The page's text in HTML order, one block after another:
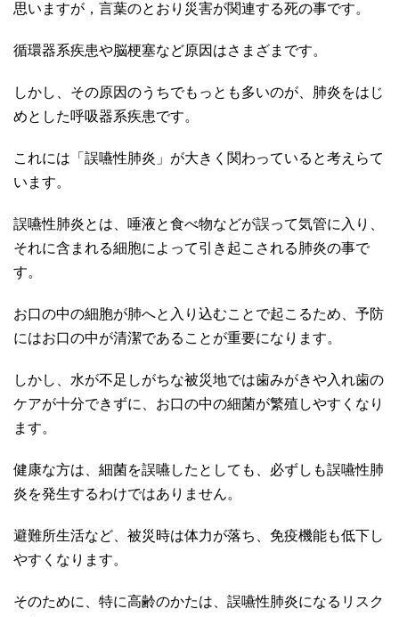
思いますが，言葉のとおり災害が関連する死の事です。
循環器系疾患や脳梗塞など原因はさまざまです。
しかし、その原因のうちでもっとも多いのが、肺炎をはじ
めとした呼吸器系疾患です。
これには「誤嚥性肺炎」が大きく関わっていると考えらて
います。
誤嚥性肺炎とは、唾液と食べ物などが誤って気管に入り、
それに含まれる細胞によって引き起こされる肺炎の事で
す。
お口の中の細胞が肺へと入り込むことで起こるため、予防
にはお口の中が清潔であることが重要になります。
しかし、水が不足しがちな被災地では歯みがきや入れ歯の
ケアが十分できずに、お口の中の細菌が繁殖しやすくなり
ます。
健康な方は、細菌を誤嚥したとしても、必ずしも誤嚥性肺
炎を発生するわけではありません。
避難所生活など、被災時は体力が落ち、免疫機能も低下し
やすくなります。
そのために、特に高齢のかたは、誤嚥性肺炎になるリスク